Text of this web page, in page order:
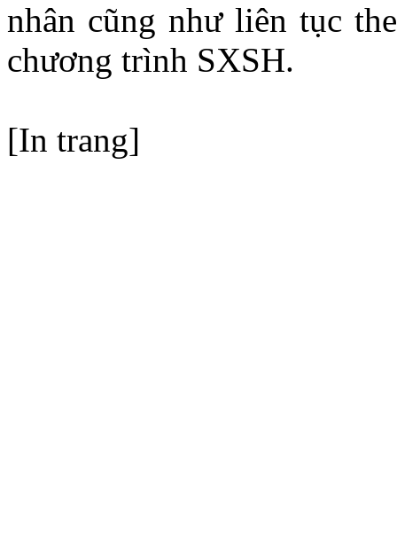
nhân cũng như liên tục
chương trình SXSH.
[In trang]